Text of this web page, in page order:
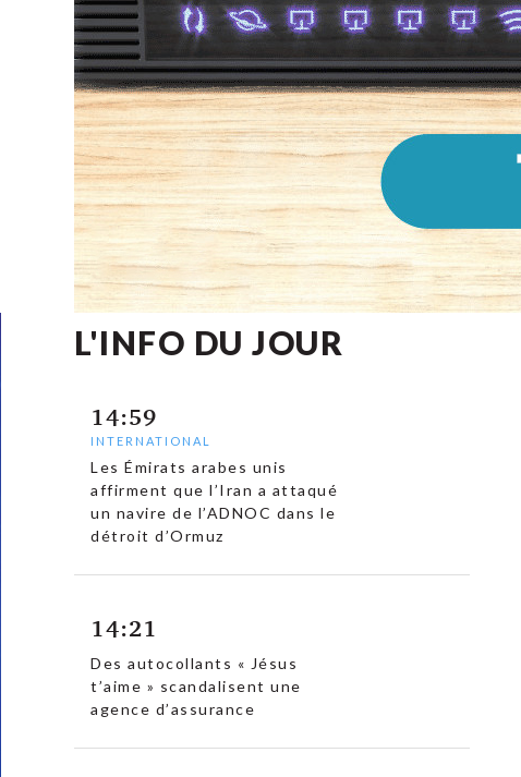
L'INFO DU JOUR
14:59
INTERNATIONAL
Les Émirats arabes unis
affirment que l’Iran a attaqué
un navire de l’ADNOC dans le
détroit d’Ormuz
14:21
Des autocollants « Jésus
t’aime » scandalisent une
agence d’assurance